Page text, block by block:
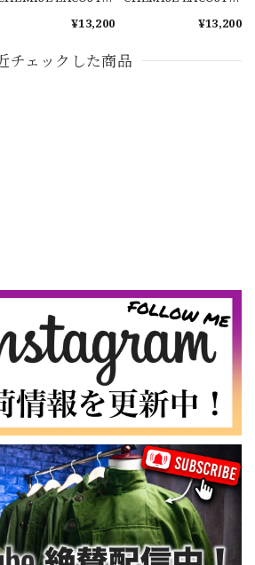
17
17
この色味が本当に好きです！ありがと
【LARGE】Ralph Lauren Short Sleeve Cotton BD Shirt ラルフローレン ユーズド 半袖 ボタンダウンシャツ No.146
14
New York Cubans
01
France フレンチラコ
7
¥13,200
France フレンチラコ
No.2-9
¥13,200
チェックした商品